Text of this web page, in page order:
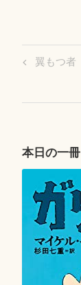
投
ー
シ
ン
Previous
翼もつ者
本日の一冊